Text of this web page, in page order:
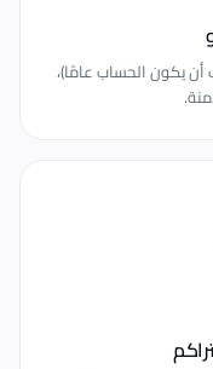
أن يكون الحساب عامًا)،